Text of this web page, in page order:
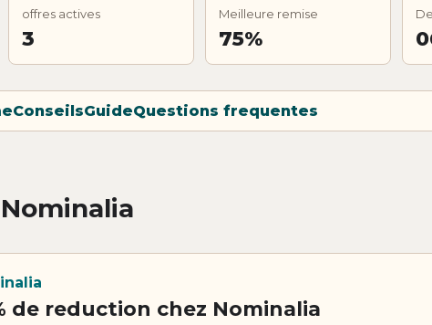
offres actives
3
Meilleure remise
75%
ConseilsGuideQuestions frequentes
de reduction chez Nominalia